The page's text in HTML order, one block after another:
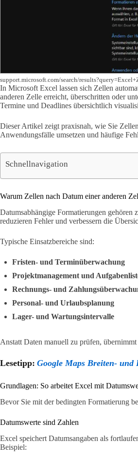
support.microsoft.com/search/
In Microsoft Excel lassen sich Zellen
anderen Zelle erreicht, überschritten oder
Termine und Deadlines übersichtlich
Dieser Artikel zeigt praxisnah, wie Sie
Anwendungsfälle umsetzen und häufige
Schnellnavigation
Warum Zellen nach Datum einer anderen
Datumsabhängige Formatierungen gehören
reduzieren Fehler und verbessern die
Typische Einsatzbereiche sind:
Fristen- und Terminüberwachung
Projektmanagement und
Rechnungs- und
Personal- und Urlaubsplanung
Lager- und Wartungsintervalle
Anstatt Daten manuell zu prüfen,
Lesetipp: Google Maps Breiten- und
Grundlagen: So arbeitet Excel mit
Bevor Sie mit der bedingten Formatierung
Datumswerte sind Zahlen
Excel speichert Datumsangaben als
Beispiel: